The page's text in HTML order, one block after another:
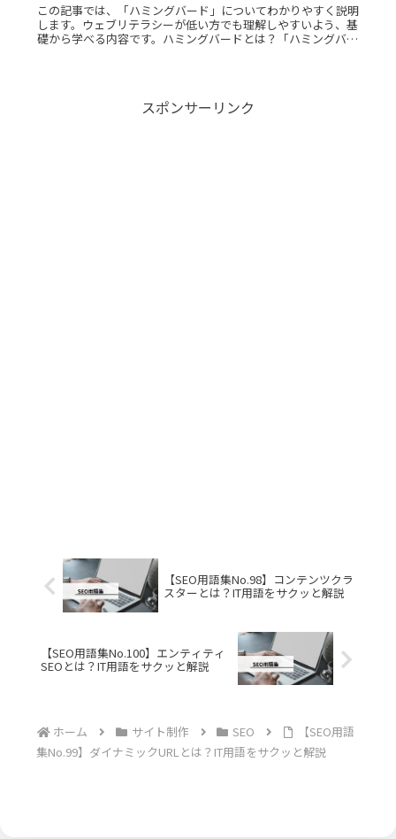
この記事では、「ハミングバード」についてわかりやすく説明
します。ウェブリテラシーが低い方でも理解しやすいよう、基
礎から学べる内容です。ハミングバードとは？「ハミングバー
スポンサーリンク
【SEO用語集No.98】コンテンツクラ
スターとは？IT用語をサクッと解説
【SEO用語集No.100】エンティティ
SEOとは？IT用語をサクッと解説
ホーム サイト制作 SEO
【SEO用語
集No.99】ダイナミックURLとは？IT用語をサクッと解説